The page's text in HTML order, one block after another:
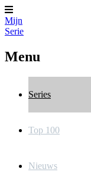
Mijn
Serie
Menu
Series
Top 100
Nieuws